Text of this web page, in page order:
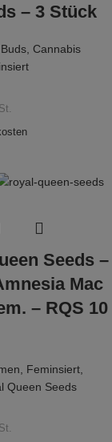
– 3 Stück
Cannabis
Seeds –
Mac
– RQS 10
Feminsiert
Queen Seeds